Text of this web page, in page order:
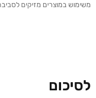
משימוש במוצרים מזיקים
לסיכום